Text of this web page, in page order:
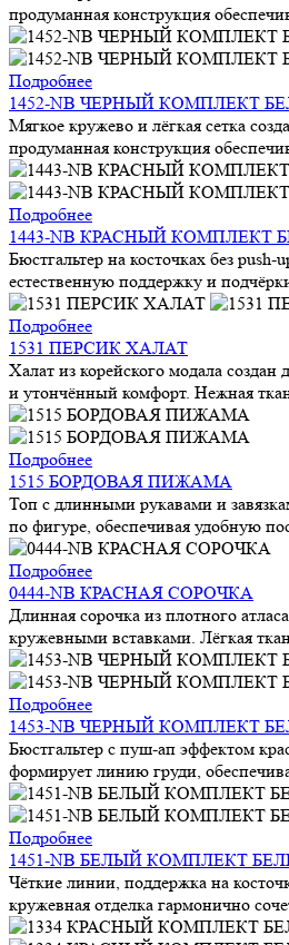
продуманная конструкция
Подробнее
1452-NB ЧЕРНЫЙ КОМПЛЕКТ
Мягкое кружево и лёгкая сетка
продуманная конструкция
Подробнее
1443-NB КРАСНЫЙ КОМПЛЕКТ
Бюстгальтер на косточках без push-
естественную поддержку и
Подробнее
1531 ПЕРСИК ХАЛАТ
Халат из корейского модала создан
и утончённый комфорт. Нежная
Подробнее
1515 БОРДОВАЯ ПИЖАМА
Топ с длинными рукавами и
по фигуре, обеспечивая удобную
Подробнее
0444-NB КРАСНАЯ СОРОЧКА
Длинная сорочка из плотного
кружевными вставками. Лёгкая
Подробнее
1453-NB ЧЕРНЫЙ КОМПЛЕКТ
Бюстгальтер с пуш-ап эффектом
формирует линию груди,
Подробнее
1451-NB БЕЛЫЙ КОМПЛЕКТ
Чёткие линии, поддержка на
кружевная отделка гармонично